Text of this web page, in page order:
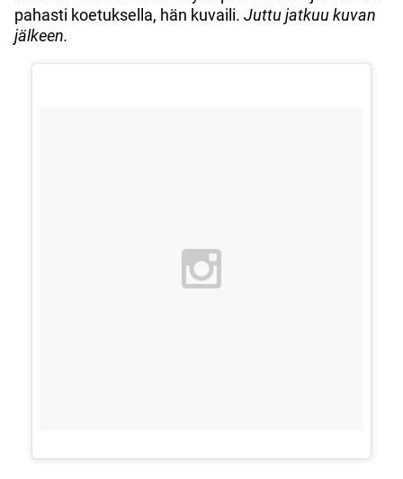
pahasti koetuksella, hän kuvaili. Juttu jatkuu kuvan
jälkeen.